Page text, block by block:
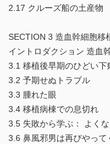
2.17 クルーズ船の土産物
SECTION 3 造血幹細胞移
イントロダクション 造血
3.1 移植後早期のひどい下
3.2 予期せぬトラブル
3.3 腫れた眼
3.4 移植病棟での息切れ
3.5 失敗から学ぶ： よく
3.6 鼻風邪男は再びやって